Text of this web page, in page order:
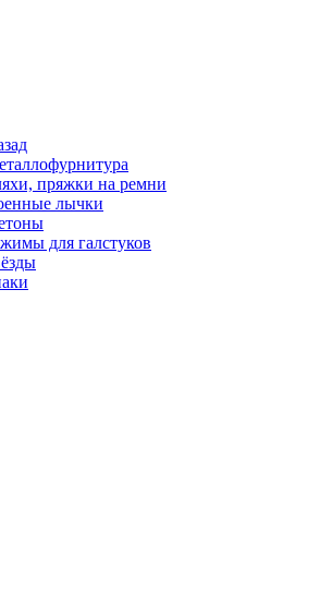
пряжки на ремни
лычки
для галстуков